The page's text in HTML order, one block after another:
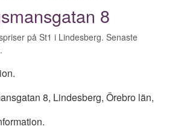
8
på St1 i Lindesberg. Senaste
8, Lindesberg, Örebro län,